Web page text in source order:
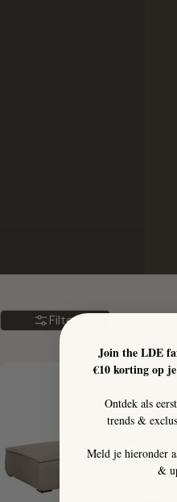
Filter
Join the LDE
€10 korting op
Ontdek als
trends &
Meld je hieronder
&